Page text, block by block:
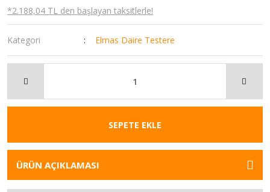
*2.188,04 TL den başlayan taksitlerle!
Kategori Elmas Daire Testere
SEPETE EKLE
ÜRÜN AÇIKLAMASI